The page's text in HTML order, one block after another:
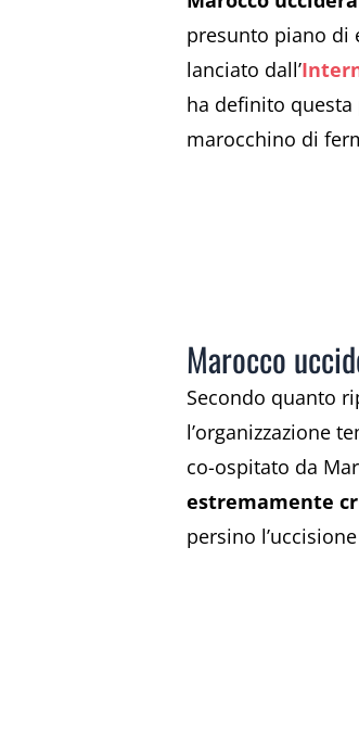
presunto piano di
lanciato dall’
ha definito questa
marocchino di
Marocco
Secondo quanto
l’organizzazione
co-ospitato da
estremamente
persino